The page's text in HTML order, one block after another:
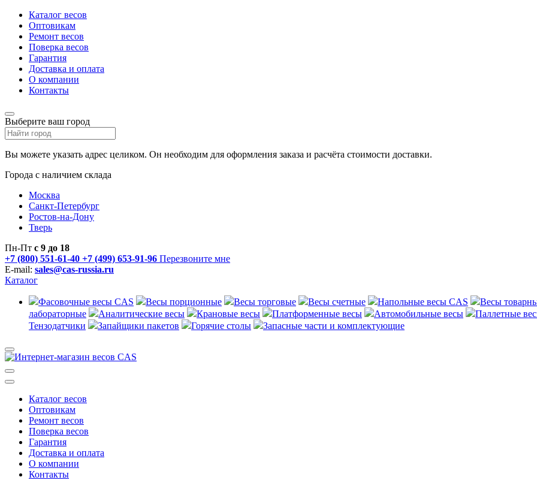
Каталог весов
Оптовикам
Ремонт весов
Поверка весов
Гарантия
Доставка и оплата
О компании
Контакты
Выберите ваш город
Вы можете указать адрес целиком. Он необходим для оформления заказа и расчёта стоимости доставки.
Города с наличием склада
Москва
Санкт-Петербург
Ростов-на-Дону
Тверь
Пн-Пт с 9 до 18
+7 (800) 551-61-40 +7 (499) 653-91-96 Перезвоните мне
E-mail: sales@cas-russia.ru
Каталог
Фасовочные весы CAS Весы порционные Весы торговые Весы счетные Напольные весы CAS
Весы
лабораторные
Аналитические весы Крановые весы Платформенные весы Автомобильные весы
Паллетные
Тензодатчики
Запайщики пакетов Горячие столы Запасные части и комплектующие
Каталог весов
Оптовикам
Ремонт весов
Поверка весов
Гарантия
Доставка и оплата
О компании
Контакты